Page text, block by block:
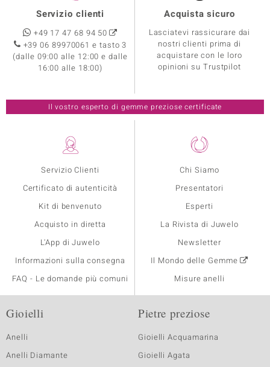
Servizio Clienti
Certificato di autenticità
Kit di benvenuto
Acquisto in diretta
L'App di Juwelo
Informazioni sulla consegna
FAQ - Le domande più comuni
Chi Siamo
Presentatori
Esperti
La Rivista di Juwelo
Newsletter
Il Mondo delle Gemme
Misure anelli
Servizio clienti
+49 17 47 68 94 50
+39 06 89970061 e tasto 3
(dalle 09:00 alle 12:00 e dalle
16:00 alle 18:00)
Acquista sicuro
Lasciatevi rassicurare dai
nostri clienti prima di
acquistare con le loro
opinioni su Trustpilot
Il vostro esperto di gemme preziose certificate
Gioielli
Anelli
Anelli Diamante
Pietre preziose
Gioielli Acquamarina
Gioielli Agata